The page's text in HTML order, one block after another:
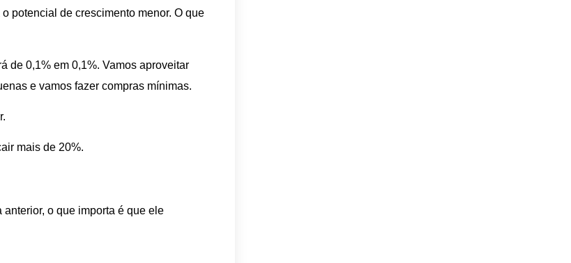
potencial de crescimento menor. O que
de 0,1% em 0,1%. Vamos aproveitar
e vamos fazer compras mínimas.
mais de 20%.
o que importa é que ele